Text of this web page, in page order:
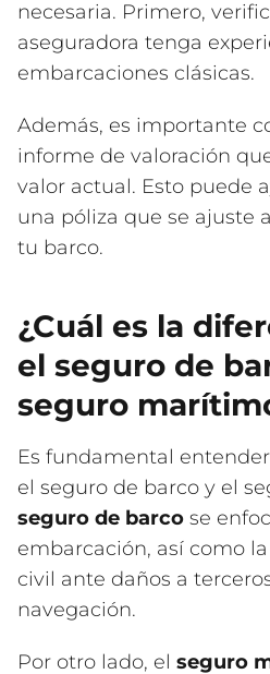
necesaria. Primero,
aseguradora tenga
embarcaciones clásicas.
Además, es importante
informe de valoración
valor actual. Esto puede
una póliza que se ajuste
tu barco.
¿Cuál es la
el seguro de
seguro
Es fundamental
el seguro de barco y el
seguro de barco se
embarcación, así como
civil ante daños a
navegación.
Por otro lado, el seguro